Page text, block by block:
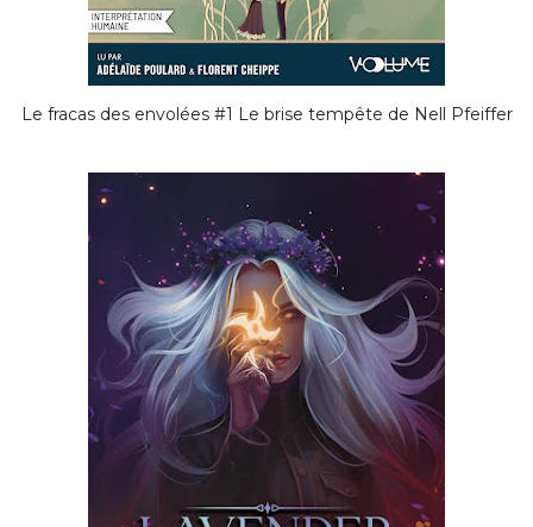
Le fracas des envolées #1 Le brise tempête de Nell Pfeiffer